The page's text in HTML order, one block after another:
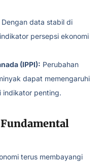
Dengan data stabil di
persepsi ekonomi
(IPPI): Perubahan
dapat memengaruhi
indikator penting.
terus membayangi